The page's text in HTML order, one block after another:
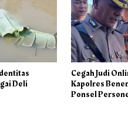
Deli
Cegah Judi
Kapolres
Ponsel